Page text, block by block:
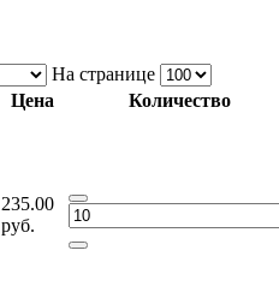
На странице
Цена Количество
235.00
руб.